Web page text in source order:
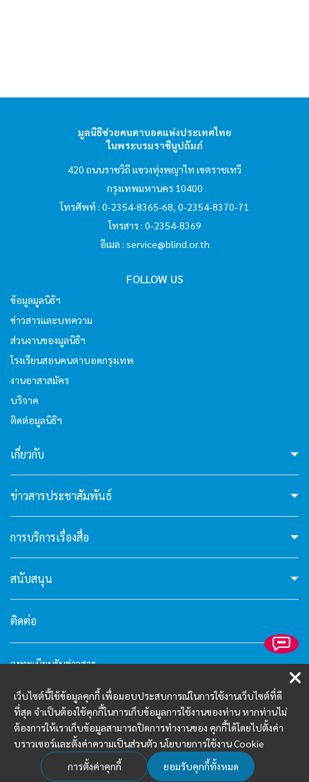
มูลนิธิช่วยคนตาบอดแห่งประเทศไทย
ในพระบรมราชินูปถัมภ์
420 ถนนราชวิถี แขวงทุ่งพญาไท เขตราชเทวี
กรุงเทพมหานคร 10400
โทรศัพท์ : 0-2354-8365-68, 0-2354-8370-71
โทรสาร : 0-2354-8369
อีเมล : service@blind.or.th
FOLLOW US
ข้อมูลมูลนิธิฯ
ข่าวสารและบทความ
ส่วนงานของมูลนิธิฯ
โรงเรียนสอนคนตาบอดกรุงเทพ
งานอาสาสมัคร
บริจาค
ติดต่อมูลนิธิฯ
เกี่ยวกับ
ข่าวสารประชาสัมพันธ์
การบริการเรื่องสื่อ
สนับสนุน
ติดต่อ
ลงทะเบียนรับข่าวสาร
นโยบายความเป็นส่วนตัว
เงื่อนไขการใช้งาน
เว็บไซต์นี้ใช้ข้อมูลคุกกี้ เพื่อมอบประสบการณ์ในการใช้งานเว็บไซต์ที่ดี
ที่สุด จำเป็นต้องใช้คุกกี้ในการเก็บข้อมูลการใช้งานของท่าน หากท่านไม่
ต้องการให้เราเก็บข้อมูลสามารถปิดการทำงานของ คุกกี้ได้โดยไปตั้งค่า
บราวเซอร์และตั้งค่าความเป็นส่วนตัว นโยบายการใช้งาน Cookie
การตั้งค่าคุกกี้
ยอมรับคุกกี้ทั้งหมด
I'm your AI Assistant! Curious about this
website? Ask me anything!
hello3
I'm your AI Assistant! Curious about this
website? Ask me anything!
I'm your AI Assistant! Curious about this
website? Ask me anything!